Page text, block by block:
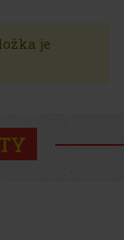
je